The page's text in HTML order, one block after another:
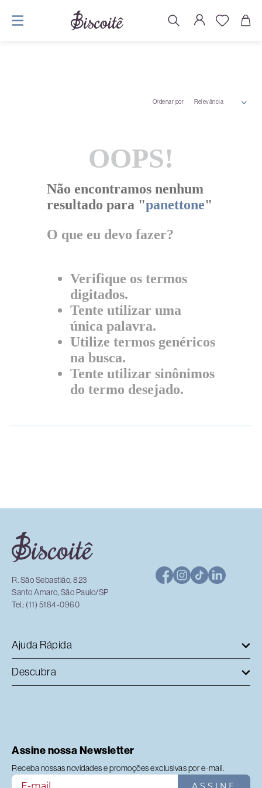
Ordenar por Relevância
OOPS!
Não encontramos nenhum
resultado para "panettone"
O que eu devo fazer?
Verifique os termos
digitados.
Tente utilizar uma
única palavra.
Utilize termos genéricos
na busca.
Tente utilizar sinônimos
do termo desejado.
Santo Amaro, São Paulo/SP
Tel.: (11) 5184-0960
Descubra
Receba nossas novidades e promoções exclusivas por e-mail.
ASSINE